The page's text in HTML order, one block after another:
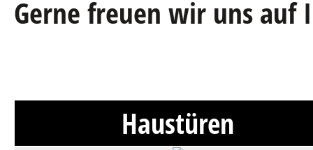
Gerne freuen wir uns auf
Haustüren